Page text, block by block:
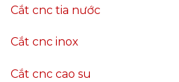
Cắt cnc tia nước
Cắt cnc inox
Cắt cnc cao su